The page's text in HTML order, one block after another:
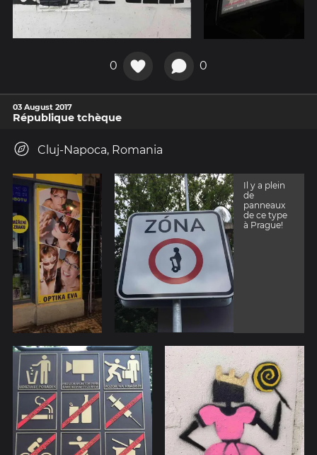
0 0
03 August 2017
République tchèque
Cluj-Napoca, Romania
Il y a plein
de
panneaux
de ce type
à Prague!